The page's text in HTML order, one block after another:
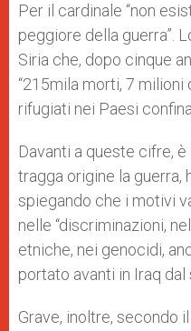
Per il cardinale “non
peggiore della guerra”.
Siria che, dopo cinque
“215mila morti, 7
rifugiati nei Paesi
Davanti a queste cifre,
tragga origine la guerra,
spiegando che i motivi
nelle “discriminazioni,
etniche, nei genocidi,
portato avanti in Iraq
Grave, inoltre, secondo